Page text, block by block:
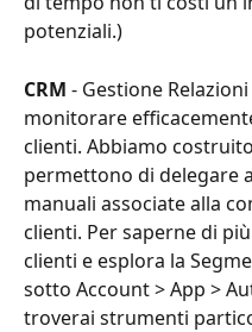
potenziali.)
CRM - Gestione
monitorare
clienti. Abbiamo
permettono di delegare
manuali associate alla
clienti. Per saperne di
clienti e esplora la
sotto Account > App >
troverai strumenti